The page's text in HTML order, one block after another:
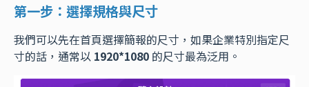
第一步：選擇規格與尺寸
我們可以先在首頁選擇簡報的尺寸，如果企業特別指定尺
寸的話，通常以 1920*1080 的尺寸最為泛用。